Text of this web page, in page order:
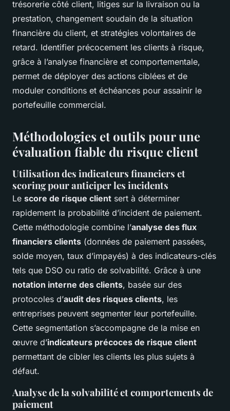
trésorerie côté client, litiges sur la livraison ou la
prestation, changement soudain de la situation
financière du client, et stratégies volontaires de
retard. Identifier précocement les clients à risque,
grâce à l’analyse financière et comportementale,
permet de déployer des actions ciblées et de
moduler conditions et échéances pour assainir le
portefeuille commercial.
Méthodologies et outils pour une
évaluation fiable du risque client
Utilisation des indicateurs financiers et
scoring pour anticiper les incidents
Le score de risque client sert à déterminer
rapidement la probabilité d’incident de paiement.
Cette méthodologie combine l’analyse des flux
financiers clients (données de paiement passées,
solde moyen, taux d’impayés) à des indicateurs-clés
tels que DSO ou ratio de solvabilité. Grâce à une
notation interne des clients, basée sur des
protocoles d’audit des risques clients, les
entreprises peuvent segmenter leur portefeuille.
Cette segmentation s’accompagne de la mise en
œuvre d’indicateurs précoces de risque client
permettant de cibler les clients les plus sujets à
défaut.
Analyse de la solvabilité et comportements de
paiement